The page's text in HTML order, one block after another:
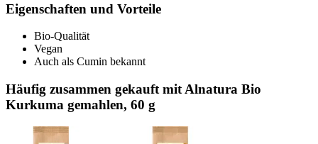
Eigenschaften und Vorteile
Bio-Qualität
Vegan
Auch als Cumin bekannt
Häufig zusammen gekauft mit Alnatura Bio
Kurkuma gemahlen, 60 g